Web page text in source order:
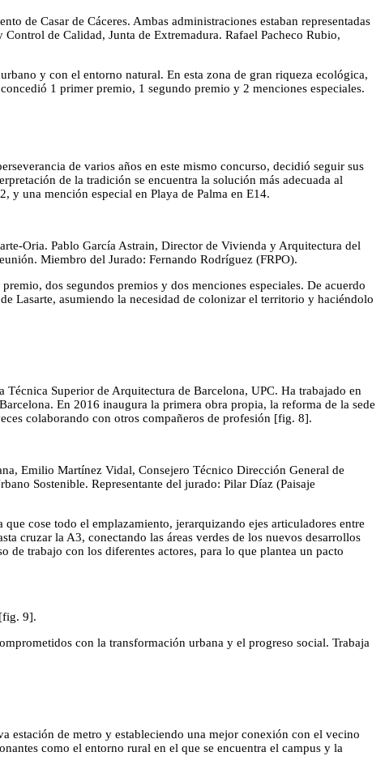
de Casar de Cáceres. Ambas administraciones estaban representadas
de Calidad, Junta de Extremadura. Rafael Pacheco Rubio,
y con el entorno natural. En esta zona de gran riqueza ecológica,
1 primer premio, 1 segundo premio y 2 menciones especiales.
de varios años en este mismo concurso, decidió seguir sus
de la tradición se encuentra la solución más adecuada al
y una mención especial en Playa de Palma en E14.
Oria. Pablo García Astrain, Director de Vivienda y Arquitectura del
Miembro del Jurado: Fernando Rodríguez (FRPO).
dos segundos premios y dos menciones especiales. De acuerdo
Lasarte, asumiendo la necesidad de colonizar el territorio y haciéndolo
Técnica Superior de Arquitectura de Barcelona, UPC. Ha trabajado en
En 2016 inaugura la primera obra propia, la reforma de la sede
colaborando con otros compañeros de profesión [fig. 8].
Emilio Martínez Vidal, Consejero Técnico Dirección General de
Sostenible. Representante del jurado: Pilar Díaz (Paisaje
cose todo el emplazamiento, jerarquizando ejes articuladores entre
cruzar la A3, conectando las áreas verdes de los nuevos desarrollos
trabajo con los diferentes actores, para lo que plantea un pacto
9].
con la transformación urbana y el progreso social. Trabaja
estación de metro y estableciendo una mejor conexión con el vecino
como el entorno rural en el que se encuentra el campus y la